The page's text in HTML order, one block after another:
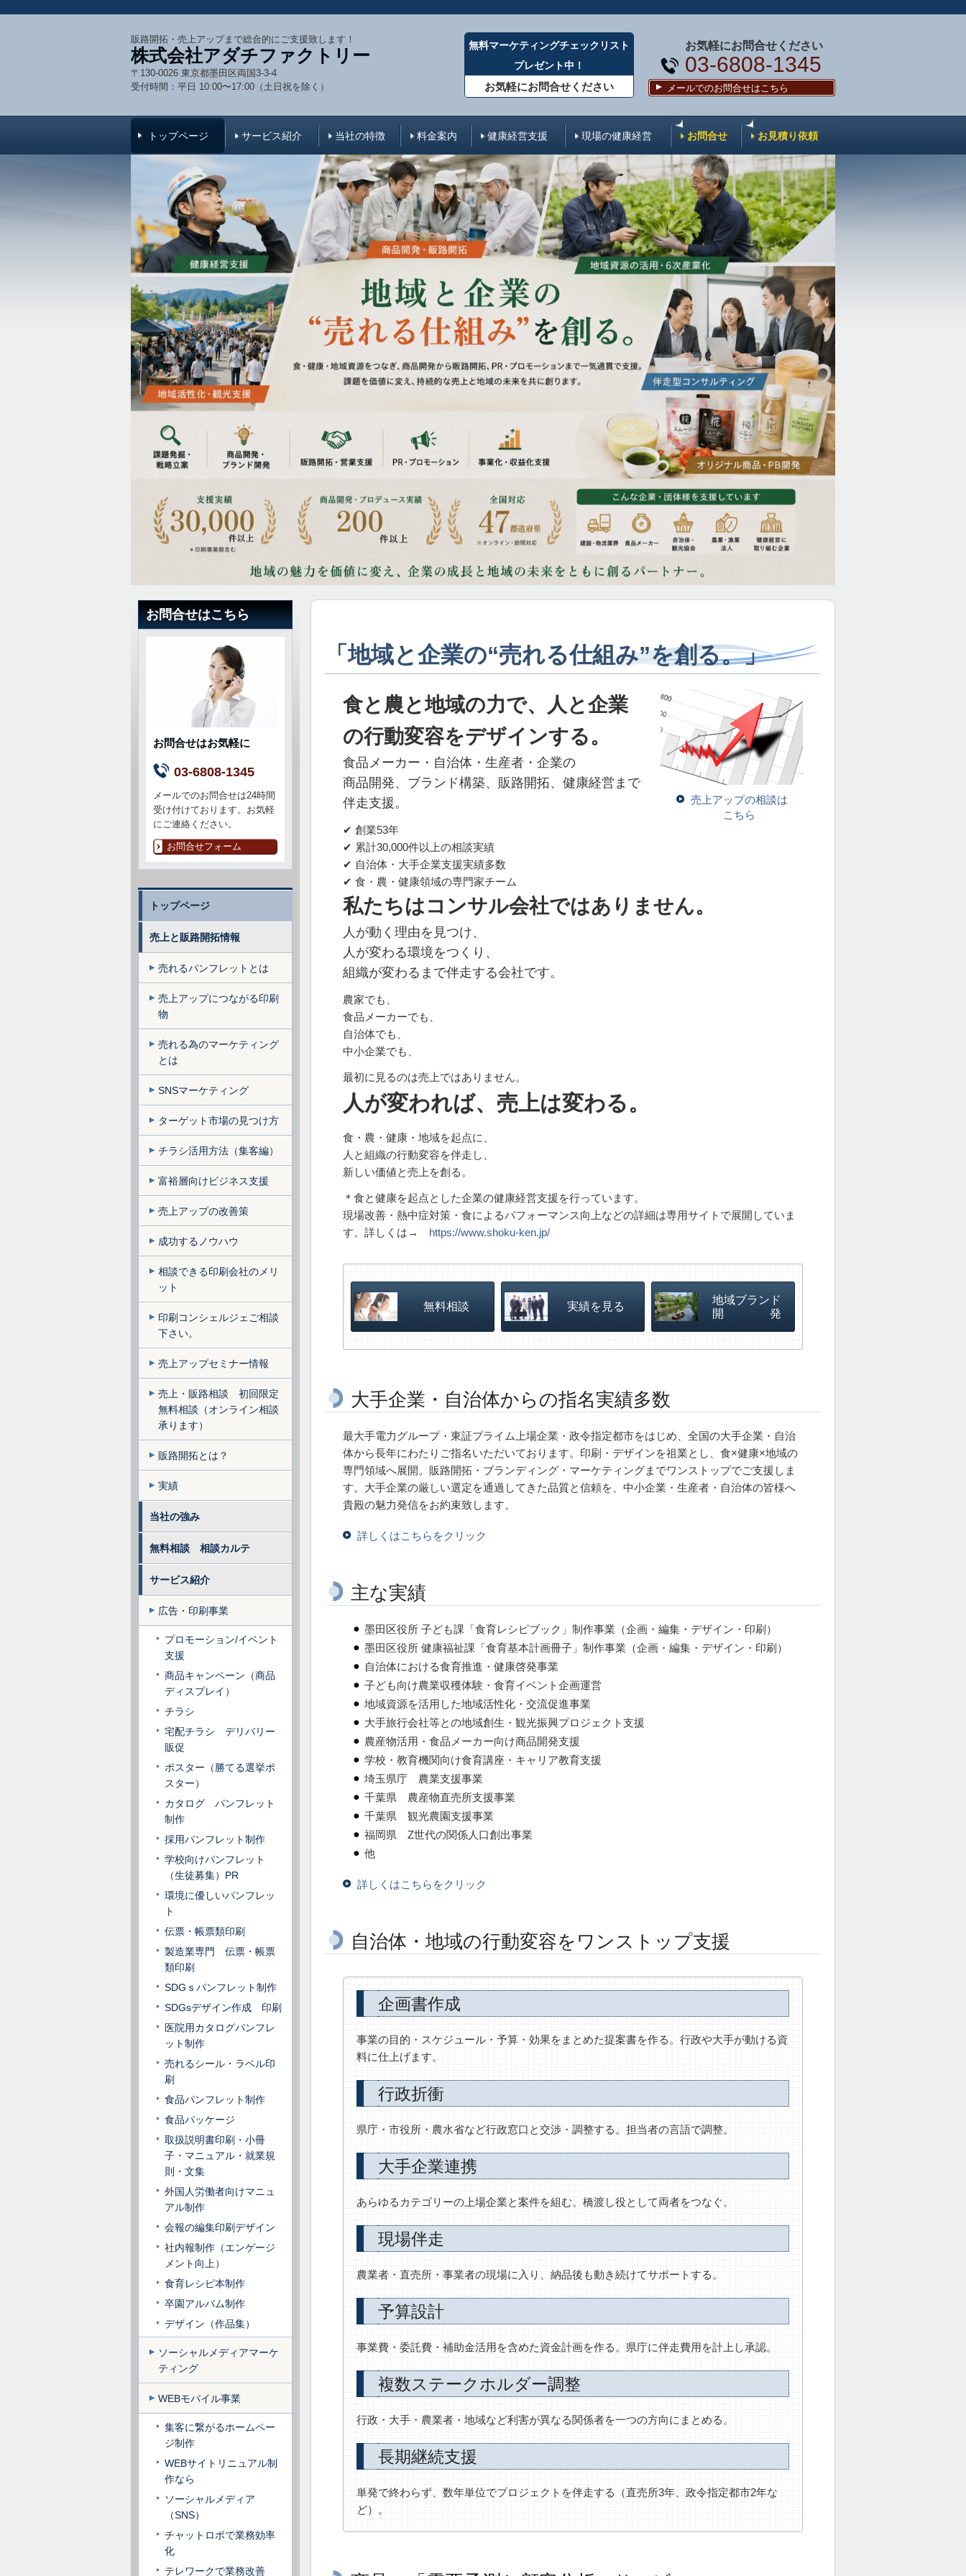
販路開拓・売上アップまで総合的にご支援致します！
株式会社アダチファクトリー
〒130-0026 東京都墨田区両国3-3-4
受付時間： 平日 10:00〜17:00 （土日祝を除く）
無料マーケティングチェックリスト
プレゼント中！
お気軽にお問合せください
お気軽にお問合せください
03-6808-1345
メールでのお問合せはこちら
トップページ サービス紹介 当社の特徴 料金案内 健康経営支援 現場の健康経営 お問合せ お見積り依頼
「地域と企業の“売れる仕組み”を創る。」
売上アップの相談は
こちら
食と農と地域の力で、 人と企業
の行動変容をデザインする。
食品メーカー・自治体・生産者・企業の
商品開発、ブランド構築、販路開拓、健康経営まで
伴走支援。
✔ 創業53年
✔ 累計30,000件以上の相談実績
✔ 自治体・大手企業支援実績多数
✔ 食・農・健康領域の専門家チーム
私たちはコンサル会社ではありません。
人が動く理由を見つけ、
人が変わる環境をつくり、
組織が変わるまで伴走する会社です。
農家でも、
食品メーカーでも、
自治体でも、
中小企業でも、
最初に見るのは売上ではありません。
人が変われば、売上は変わる。
食・農・健康・地域を起点に、
人と組織の行動変容を伴走し、
新しい価値と売上を創る。
＊食と健康を起点とした企業の健康経営支援を行っています。
現場改善・熱中症対策・食によるパフォーマンス向上などの詳細は専用サイトで展開していま
す。詳しくは→ https://www.shoku-ken.jp/
無料相談 実績を見る
地域ブランド
開 発
大手企業・自治体からの指名実績多数
最大手電力グループ・東証プライム上場企業・政令指定都市をはじめ、全国の大手企業・自治
体から長年にわたりご指名いただいております。印刷・デザインを祖業とし、食×健康×地域の
専門領域へ展開。販路開拓・ブランディング・マーケティングまでワンストップでご支援しま
す。 大手企業の厳しい選定を通過してきた品質と信頼を、中小企業・生産者・自治体の皆様へ
貴殿の魅力発信をお約束致します。
詳しくはこちらをクリック
主な実績
墨田区役所 子ども課「食育レシピブック」制作事業（企画・編集・デザイン・印刷）
墨田区役所 健康福祉課「食育基本計画冊子」制作事業（企画・編集・デザイン・印刷）
自治体における食育推進・健康啓発事業
子ども向け農業収穫体験・食育イベント企画運営
地域資源を活用した地域活性化・交流促進事業
大手旅行会社等との地域創生・観光振興プロジェクト支援
農産物活用・食品メーカー向け商品開発支援
学校・教育機関向け食育講座・キャリア教育支援
埼玉県庁 農業支援事業
千葉県 農産物直売所支援事業
千葉県 観光農園支援事業
福岡県 Z世代の関係人口創出事業
他
詳しくはこちらをクリック
自治体・地域の行動変容をワンストップ支援
企画書作成
事業の目的・スケジュール・予算・効果をまとめた提案書を作る。行政や大手が動ける資
料に仕上げます。
行政折衝
県庁・市役所・農水省など行政窓口と交渉・調整する。担当者の言語で調整。
大手企業連携
あらゆるカテゴリーの上場企業と案件を組む。橋渡し役として両者をつなぐ。
現場伴走
農業者・直売所・事業者の現場に入り、納品後も動き続けてサポートする。
予算設計
事業費・委託費・補助金活用を含めた資金計画を作る。県庁に伴走費用を計上し承認。
複数ステークホルダー調整
行政・大手・農業者・地域など利害が異なる関係者を一つの方向にまとめる。
長期継続支援
単発で終わらず、数年単位でプロジェクトを伴走する（直売所3年、政令指定都市2年な
ど）。
お問合せはこちら
お問合せはお気軽に
03-6808-1345
メールでのお問合せは24時間
受け付けております。お気軽
にご連絡ください。
お問合せフォーム
トップページ
売上と販路開拓情報
売れるパンフレットとは
売上アップにつながる印刷
物
売れる為のマーケティング
とは
SNSマーケティング
ターゲット市場の見つけ方
チラシ活用方法（集客編）
富裕層向けビジネス支援
売上アップの改善策
成功するノウハウ
相談できる印刷会社のメリ
ット
印刷コンシェルジェご相談
下さい。
売上アップセミナー情報
売上・販路相談 初回限定
無料相談（オンライン相談
承ります）
販路開拓とは？
実績
当社の強み
無料相談 相談カルテ
サービス紹介
広告・印刷事業
プロモーション/イベント
支援
商品キャンペーン（商品
ディスプレイ）
チラシ
宅配チラシ デリバリー
販促
ポスター（勝てる選挙ポ
スター）
カタログ パンフレット
制作
採用パンフレット制作
学校向けパンフレット
（生徒募集）PR
環境に優しいパンフレッ
ト
伝票・帳票類印刷
製造業専門 伝票・帳票
類印刷
SDGｓパンフレット制作
SDGsデザイン作成 印刷
医院用カタログパンフレ
ット制作
売れるシール・ラベル印
刷
食品パンフレット制作
食品パッケージ
取扱説明書印刷・小冊
子・マニュアル・就業規
則・文集
外国人労働者向けマニュ
アル制作
会報の編集印刷デザイン
社内報制作（エンゲージ
メント向上）
食育レシピ本制作
卒園アルバム制作
デザイン（作品集）
ソーシャルメディアマーケ
ティング
WEBモバイル事業
集客に繋がるホームペー
ジ制作
WEBサイトリニュアル制
作なら
ソーシャルメディア
（SNS）
チャットロボで業務効率
化
テレワークで業務改善